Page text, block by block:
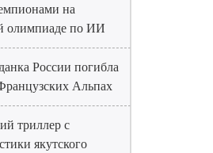
на
олимпиаде по ИИ
России погибла
Альпах
триллер с
якутского